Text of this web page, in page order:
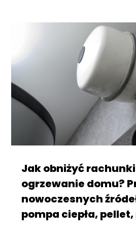
Jak obniżyć
ogrzewanie domu?
nowoczesnych
pompa ciepła,